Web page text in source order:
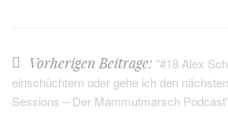
Vorherigen Beitrage: "#18 Alex
einschüchtern oder gehe ich den
Sessions – Der Mammutmarsch